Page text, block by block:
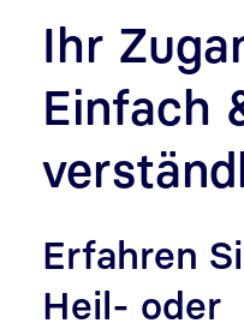
Ihr
Einfach
Erfahren
Heil- oder